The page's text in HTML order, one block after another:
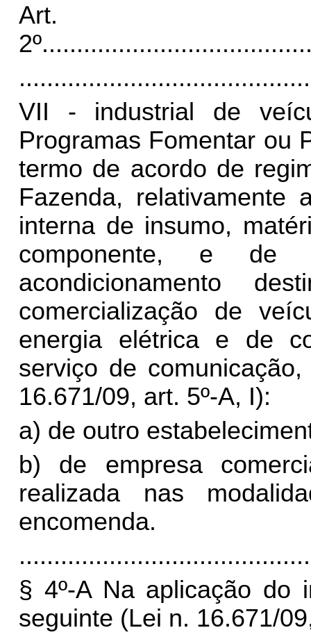
Art.
2º
VII - industrial de
Programas Fomentar ou
termo de acordo de
Fazenda, relativamente
interna de insumo,
componente, e de
acondicionamento
comercialização de
energia elétrica e de
serviço de
16.671/09, art. 5º-A, I):
a) de outro
b) de empresa
realizada nas
encomenda.
§ 4º-A Na aplicação do
seguinte (Lei n. 16.671/